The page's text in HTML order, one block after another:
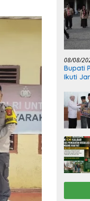
08/08/
Bupati
Ikuti